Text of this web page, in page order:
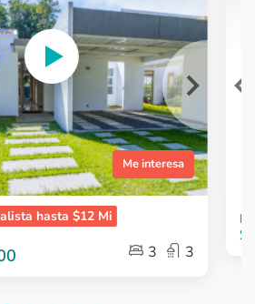
Me interesa
hasta $12 Mi
3 3